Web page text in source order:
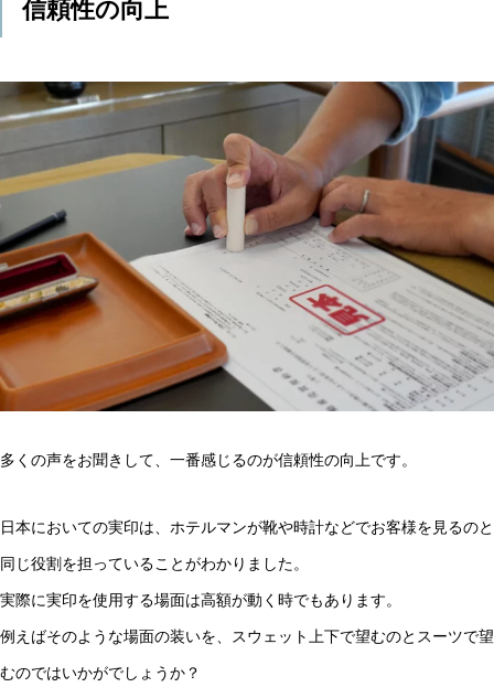
信頼性の向上
多くの声をお聞きして、一番感じるのが信頼性の向上です。
日本においての実印は、ホテルマンが靴や時計などでお客様を見るのと
同じ役割を担っていることがわかりました。
実際に実印を使用する場面は高額が動く時でもあります。
例えばそのような場面の装いを、スウェット上下で望むのとスーツで望
むのではいかがでしょうか？